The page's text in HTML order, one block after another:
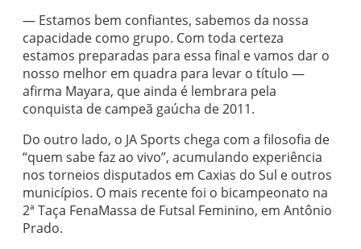
— Estamos bem confiantes, sabemos da nossa
capacidade como grupo. Com toda certeza
estamos preparadas para essa final e vamos dar o
nosso melhor em quadra para levar o título —
afirma Mayara, que ainda é lembrara pela
conquista de campeã gaúcha de 2011.
Do outro lado, o JA Sports chega com a filosofia de
“quem sabe faz ao vivo”, acumulando experiência
nos torneios disputados em Caxias do Sul e outros
municípios. O mais recente foi o bicampeonato na
2ª Taça FenaMassa de Futsal Feminino, em Antônio
Prado.